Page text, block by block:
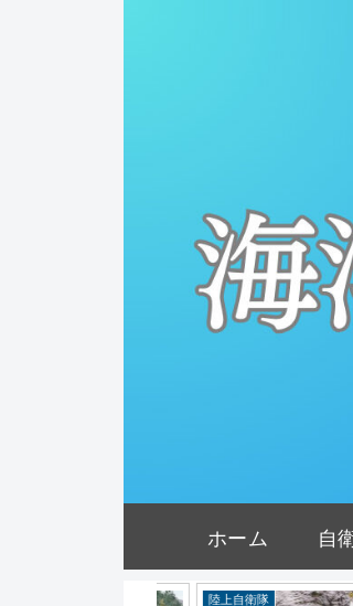
ホーム 自
爆撃機